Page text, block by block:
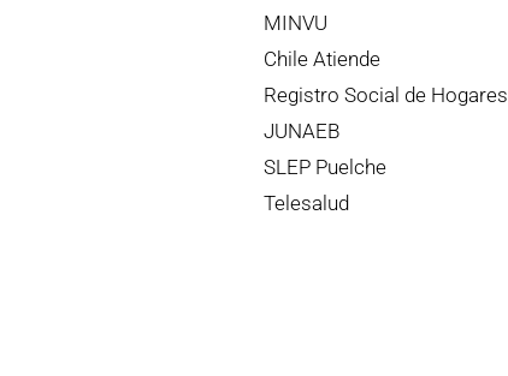
MINVU
Chile Atiende
Registro Social de Hogares
JUNAEB
SLEP Puelche
Telesalud